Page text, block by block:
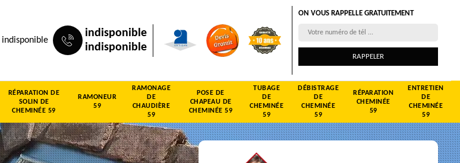
indisponible
indisponible
indisponible
ON VOUS RAPPELLE GRATUITEMENT
RÉPARATION DE
SOLIN DE
CHEMINÉE 59
RAMONEUR
59
RAMONAGE
DE
CHAUDIÈRE
59
POSE DE
CHAPEAU DE
CHEMINÉE 59
TUBAGE
DE
CHEMINÉE
59
DÉBISTRAGE
DE
CHEMINÉE
59
RÉPARATION
CHEMINÉE
59
ENTRETIEN
DE
CHEMINÉE
59